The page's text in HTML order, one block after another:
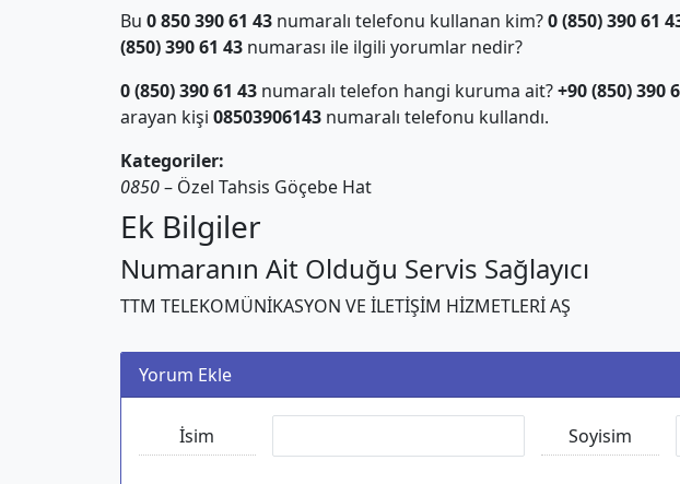
Bu 0 850 390 61 43numaralı telefonu kullanan kim?0 (850) 390 61
(850) 390 61 43numarası ile ilgili yorumlar nedir?
0 (850) 390 61 43numaralı telefon hangi kuruma ait?+90 (850) 390
arayan kişi 08503906143numaralı telefonu kullandı.
Kategoriler:
0850– Özel Tahsis Göçebe Hat
Ek Bilgiler
Numaranın Ait Olduğu Servis Sağlayıcı
TTM TELEKOMÜNİKASYON VE İLETİŞİM HİZMETLERİ AŞ
Yorum Ekle
İsim Soyisim